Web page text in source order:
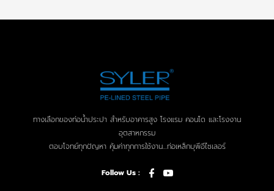
ทางเลือกของท่อน้ำประปา สำหรับอาคารสูง โรงแรม คอนโด และโรงงาน
อุตสาหกรรม
ตอบโจทย์ทุกปัญหา คุ้มค่าทุกการใช้งาน…ท่อเหล็กบุพีอีไซเลอร์
Follow Us :